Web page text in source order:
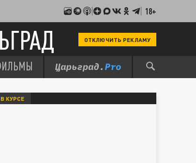
18+
ОТКЛЮЧИТЬ РЕКЛАМУ
КУРСЕ